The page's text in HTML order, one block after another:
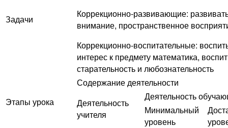
Задачи
Коррекционно-развивающие:
внимание, пространственное
Коррекционно-воспитательные:
интерес к предмету математика,
старательность и любознательность
Этапы урока
Содержание деятельности
Деятельность
учителя
Деятельность
Минимальный
уровень